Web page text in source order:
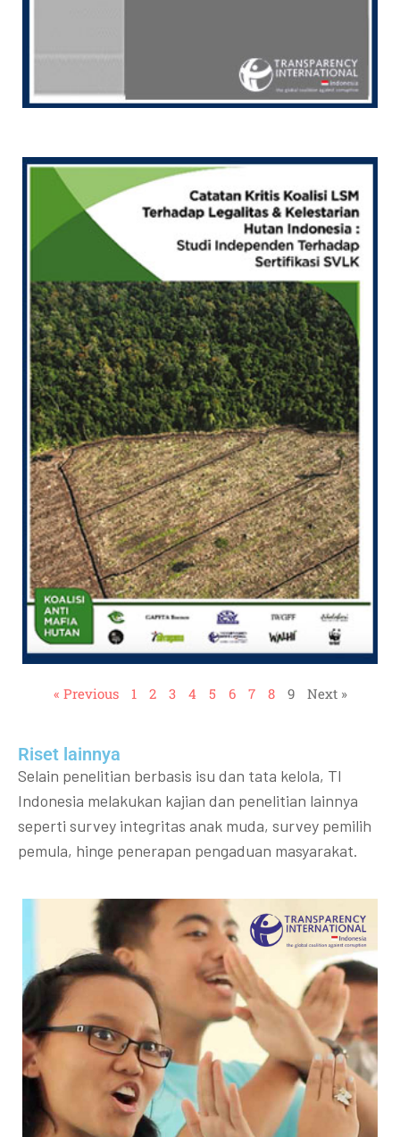
« Previous 1 2 3 4 5 6 7 8 9 Next »
Riset lainnya​​
Selain penelitian berbasis isu dan tata kelola, TI
Indonesia melakukan kajian dan penelitian lainnya
seperti survey integritas anak muda, survey pemilih
pemula, hinge penerapan pengaduan masyarakat.